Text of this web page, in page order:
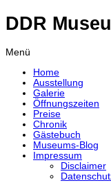
DDR
Menü
Home
Ausstellung
Galerie
Öffnungszeiten
Preise
Chronik
Gästebuch
Museums-Blog
Impressum
Disclaimer